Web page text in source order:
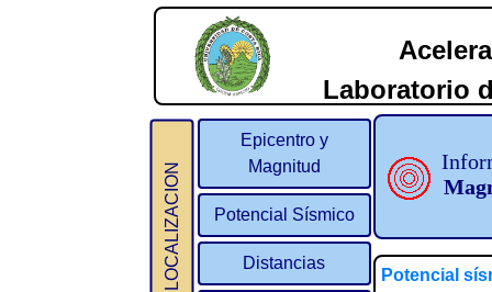
Laboratorio
2
LOCALIZACION
Epicentro y
Magnitud
Potencial Sísmico
Distancias
Potencial